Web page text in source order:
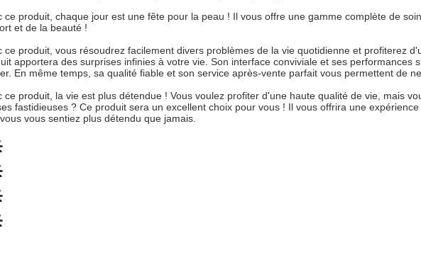
ce produit, chaque jour est une fête pour la peau ! Il vous offre une gamme complète de
et de la beauté !
ce produit, vous résoudrez facilement divers problèmes de la vie quotidienne et profiterez
apportera des surprises infinies à votre vie. Son interface conviviale et ses performances
En même temps, sa qualité fiable et son service après-vente parfait vous permettent de
ce produit, la vie est plus détendue ! Vous voulez profiter d'une haute qualité de vie, mais
fastidieuses ? Ce produit sera un excellent choix pour vous ! Il vous offrira une
vous sentiez plus détendu que jamais.